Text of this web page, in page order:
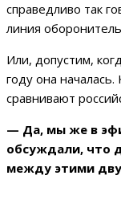
справедливо так
линия
Или, допустим,
году она
сравнивают
— Да, мы же в
обсуждали, что
между этими